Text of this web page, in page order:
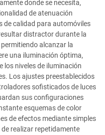
donde se necesita,
de atenuación
de calidad para automóviles
distractor durante la
alcanzar la
una iluminación óptima,
los niveles de iluminación
Los ajustes preestablecidos
sofisticados de luces
sus configuraciones
esquemas de color
de efectos mediante simples
realizar repetidamente